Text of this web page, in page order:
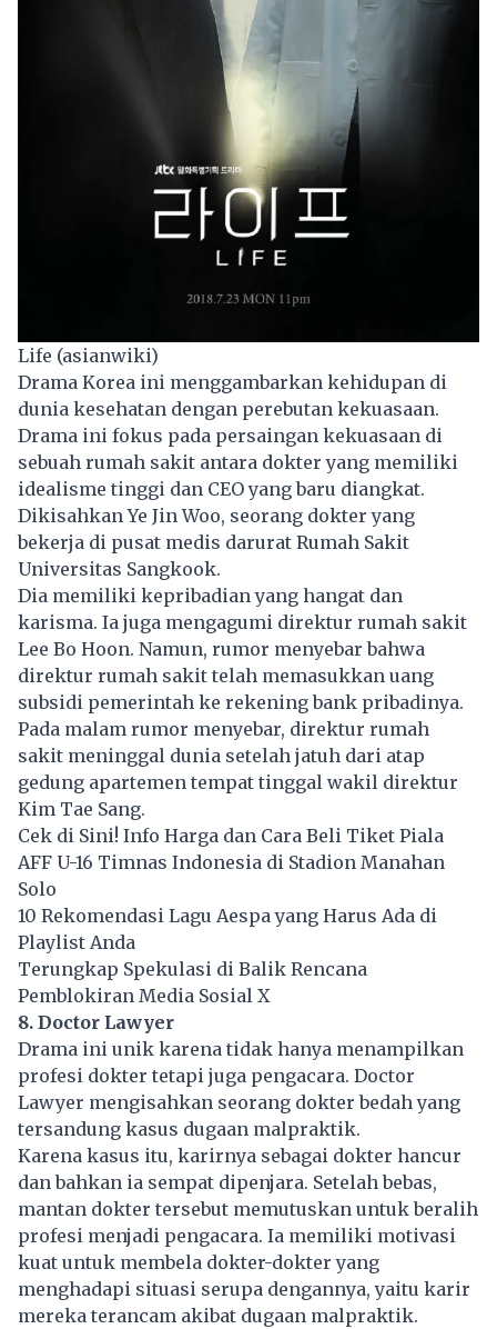
Life (asianwiki)
Drama Korea ini menggambarkan kehidupan di
dunia kesehatan dengan perebutan kekuasaan.
Drama ini fokus pada persaingan kekuasaan di
sebuah rumah sakit antara dokter yang memiliki
idealisme tinggi dan CEO yang baru diangkat.
Dikisahkan Ye Jin Woo, seorang dokter yang
bekerja di pusat medis darurat Rumah Sakit
Universitas Sangkook.
Dia memiliki kepribadian yang hangat dan
karisma. Ia juga mengagumi direktur rumah sakit
Lee Bo Hoon. Namun, rumor menyebar bahwa
direktur rumah sakit telah memasukkan uang
subsidi pemerintah ke rekening bank pribadinya.
Pada malam rumor menyebar, direktur rumah
sakit meninggal dunia setelah jatuh dari atap
gedung apartemen tempat tinggal wakil direktur
Kim Tae Sang.
Cek di Sini! Info Harga dan Cara Beli Tiket Piala
AFF U-16 Timnas Indonesia di Stadion Manahan
Solo
10 Rekomendasi Lagu Aespa yang Harus Ada di
Playlist Anda
Terungkap Spekulasi di Balik Rencana
Pemblokiran Media Sosial X
8. Doctor Lawyer
Drama ini unik karena tidak hanya menampilkan
profesi dokter tetapi juga pengacara. Doctor
Lawyer mengisahkan seorang dokter bedah yang
tersandung kasus dugaan malpraktik.
Karena kasus itu, karirnya sebagai dokter hancur
dan bahkan ia sempat dipenjara. Setelah bebas,
mantan dokter tersebut memutuskan untuk beralih
profesi menjadi pengacara. Ia memiliki motivasi
kuat untuk membela dokter-dokter yang
menghadapi situasi serupa dengannya, yaitu karir
mereka terancam akibat dugaan malpraktik.